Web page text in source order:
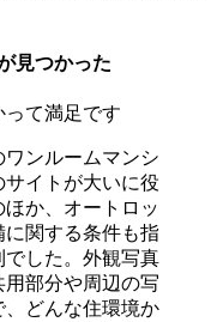
見つかった
って満足です
ンルームマンシ
イトが大いに役
か、オートロッ
に関する条件も指
した。外観写真
部分や周辺の写
どんな住環境か